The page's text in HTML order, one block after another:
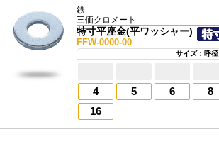
鉄
三価クロメート
特寸平座金(平ワッシャー)
FFW-0000-00
サイズ：呼径
4
5 6 8
16